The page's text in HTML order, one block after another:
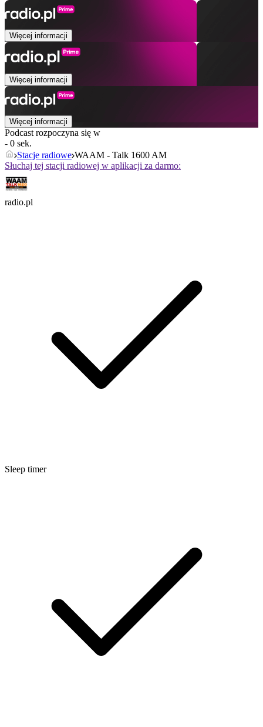
Więcej informacji
Więcej informacji
Więcej informacji
Podcast rozpoczyna się w
- 0 sek.
Stacje radiowe WAAM - Talk 1600 AM
Słuchaj tej stacji radiowej w aplikacji za darmo:
radio.pl
Sleep timer